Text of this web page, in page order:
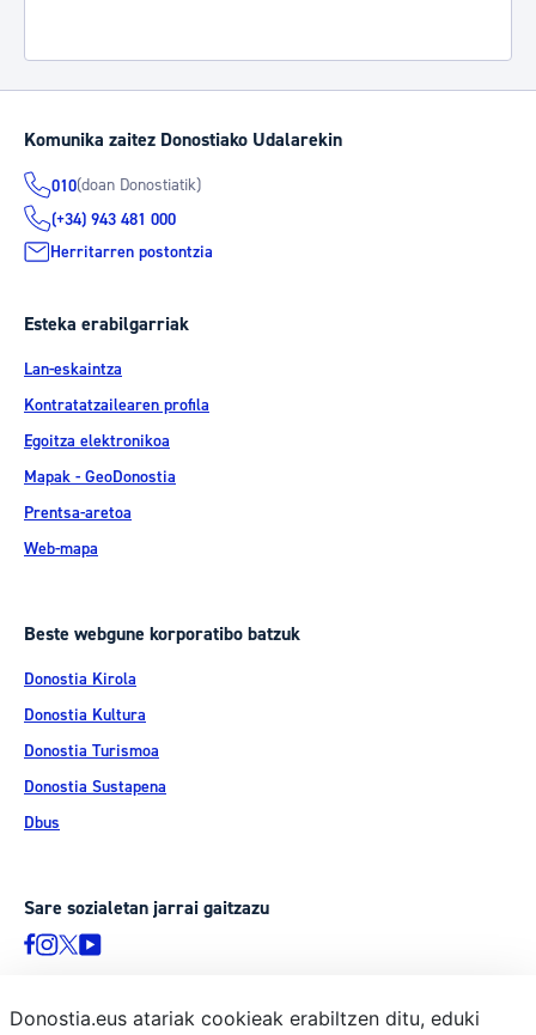
Komunika zaitez Donostiako Udalarekin
010(doan Donostiatik)
(+34) 943 481 000
Herritarren postontzia
Esteka erabilgarriak
Lan-eskaintza
Kontratatzailearen profila
Egoitza elektronikoa
Mapak - GeoDonostia
Prentsa-aretoa
Web-mapa
Beste webgune korporatibo batzuk
Donostia Kirola
Donostia Kultura
Donostia Turismoa
Donostia Sustapena
Dbus
Sare sozialetan jarrai gaitzazu
Donostia.eus atariak cookieak erabiltzen ditu, eduki